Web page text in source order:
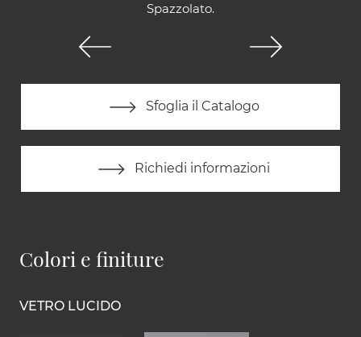
Spazzolato.
Sfoglia il Catalogo
Richiedi informazioni
Colori e finiture
VETRO LUCIDO